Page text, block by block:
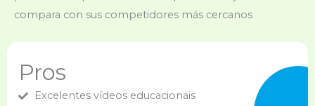
compara con sus competidores más cercanos
Pros
Excelentes vídeos educacionais